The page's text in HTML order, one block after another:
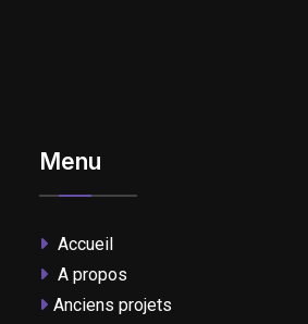
Menu
Accueil
A propos
Anciens projets